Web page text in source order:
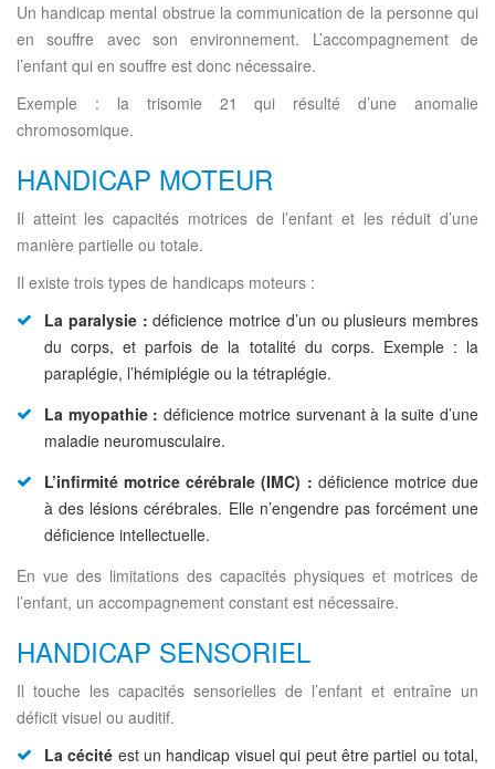
Un handicap mental obstrue la communication de la personne qui
en souffre avec son environnement. L’accompagnement de
l’enfant qui en souffre est donc nécessaire.
Exemple : la trisomie 21 qui résulté d’une anomalie
chromosomique.
HANDICAP MOTEUR
Il atteint les capacités motrices de l’enfant et les réduit d’une
manière partielle ou totale.
Il existe trois types de handicaps moteurs :
La paralysie : déficience motrice d’un ou plusieurs membres
du corps, et parfois de la totalité du corps. Exemple : la
paraplégie, l’hémiplégie ou la tétraplégie.
La myopathie : déficience motrice survenant à la suite d’une
maladie neuromusculaire.
L’infirmité motrice cérébrale (IMC) : déficience motrice due
à des lésions cérébrales. Elle n’engendre pas forcément une
déficience intellectuelle.
En vue des limitations des capacités physiques et motrices de
l’enfant, un accompagnement constant est nécessaire.
HANDICAP SENSORIEL
Il touche les capacités sensorielles de l’enfant et entraîne un
déficit visuel ou auditif.
La cécité est un handicap visuel qui peut être partiel ou total,